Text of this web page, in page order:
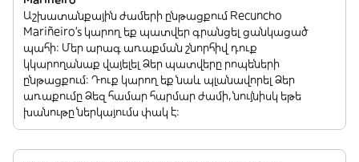
Աշխատանքային ժամերի ընթացքում Recuncho
Mariñeiro’s կարող եք պատվեր գրանցել ցանկացած
պահի: Մեր արագ առաքման շնորհիվ դուք
կկարողանաք վայելել Ձեր պատվերը րոպեների
ընթացքում: Դուք կարող եք նաև պլանավորել Ձեր
առաքումը Ձեզ համար հարմար ժամի, նույնիսկ եթե
խանութը ներկայումս փակ է: